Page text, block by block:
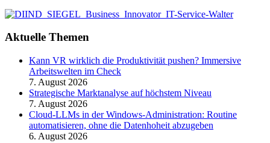
Aktuelle Themen
Kann VR wirklich die Produktivität pushen? Immersive
Arbeitswelten im Check
7. August 2026
Strategische Marktanalyse auf höchstem Niveau
7. August 2026
Cloud-LLMs in der Windows-Administration: Routine
automatisieren, ohne die Datenhoheit abzugeben
6. August 2026